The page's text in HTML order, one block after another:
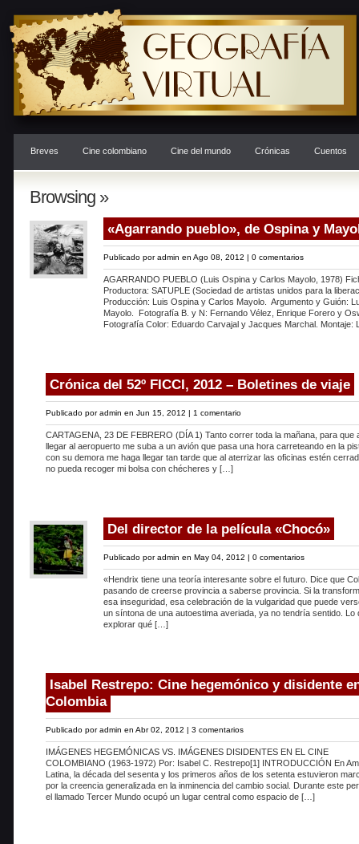
Breves Cine colombiano Cine del mundo Crónicas Cuentos
Browsing »
«Agarrando pueblo», de Ospina y
Publicado poradmin en Ago 08, 2012 | 0 comentarios
AGARRANDO PUEBLO (Luis Ospina y Carlos Mayolo, 1978)
Productora: SATUPLE (Sociedad de artistas unidos para la
Producción: Luis Ospina y Carlos Mayolo. Argumento y Guión:
Mayolo. Fotografía B. y N: Fernando Vélez, Enrique Forero y
Fotografía Color: Eduardo Carvajal y Jacques Marchal.
Crónica del 52º FICCI, 2012 – Boletines de viaje
Publicado poradmin en Jun 15, 2012 | 1 comentario
CARTAGENA, 23 DE FEBRERO (DÍA 1) Tanto correr toda la mañana, para que
llegar al aeropuerto me suba a un avión que pasa una hora carreteando en la
con su demora me haga llegar tan tarde que al aterrizar las oficinas estén
no pueda recoger mi bolsa con chécheres y […]
Del director de la película «Chocó»
Publicado poradmin en May 04, 2012 | 0 comentarios
«Hendrix tiene una teoría interesante sobre el futuro. Dice que
pasando de creerse provincia a saberse provincia. Si la
esa inseguridad, esa celebración de la vulgaridad que puede
un síntona de una autoestima averiada, ya no tendría sentido. Lo
explorar qué […]
Isabel Restrepo: Cine hegemónico y disidente
Colombia
Publicado poradmin en Abr 02, 2012 | 3 comentarios
IMÁGENES HEGEMÓNICAS VS. IMÁGENES DISIDENTES EN EL CINE
COLOMBIANO (1963-1972) Por: Isabel C. Restrepo[1] INTRODUCCIÓN En
Latina, la década del sesenta y los primeros años de los setenta estuvieron
por la creencia generalizada en la inminencia del cambio social. Durante este
el llamado Tercer Mundo ocupó un lugar central como espacio de […]